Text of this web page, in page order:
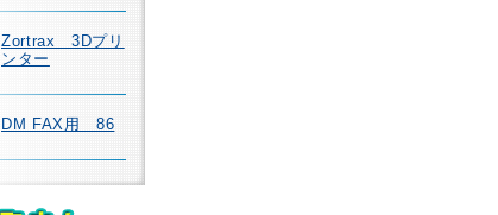
Zortrax 3Dプリ
ンター
DM FAX用 86